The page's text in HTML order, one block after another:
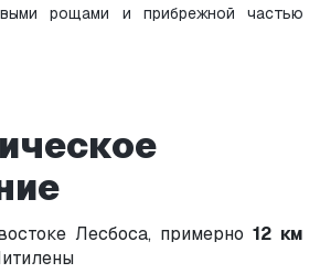
рощами и прибрежной частью
Лесбоса, примерно 12 км